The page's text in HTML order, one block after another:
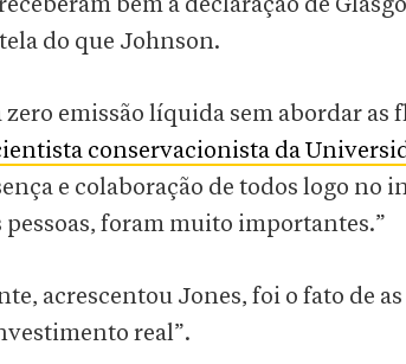
bem a declaração de
do que Johnson.
zero emissão líquida sem abordar as
conservacionista da
e colaboração de todos logo no
foram muito importantes.”
acrescentou Jones, foi o fato de
real”.